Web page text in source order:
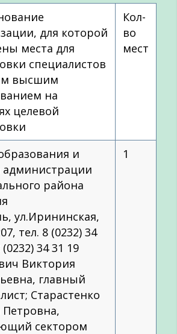
для которой
места для
специалистов
высшим
на
целевой
Кол-
во
мест
и
администрации
района
ул.Ирининская,
тел. 8 (0232) 34
34 31 19
Виктория
главный
Старастенко
Петровна,
сектором
1